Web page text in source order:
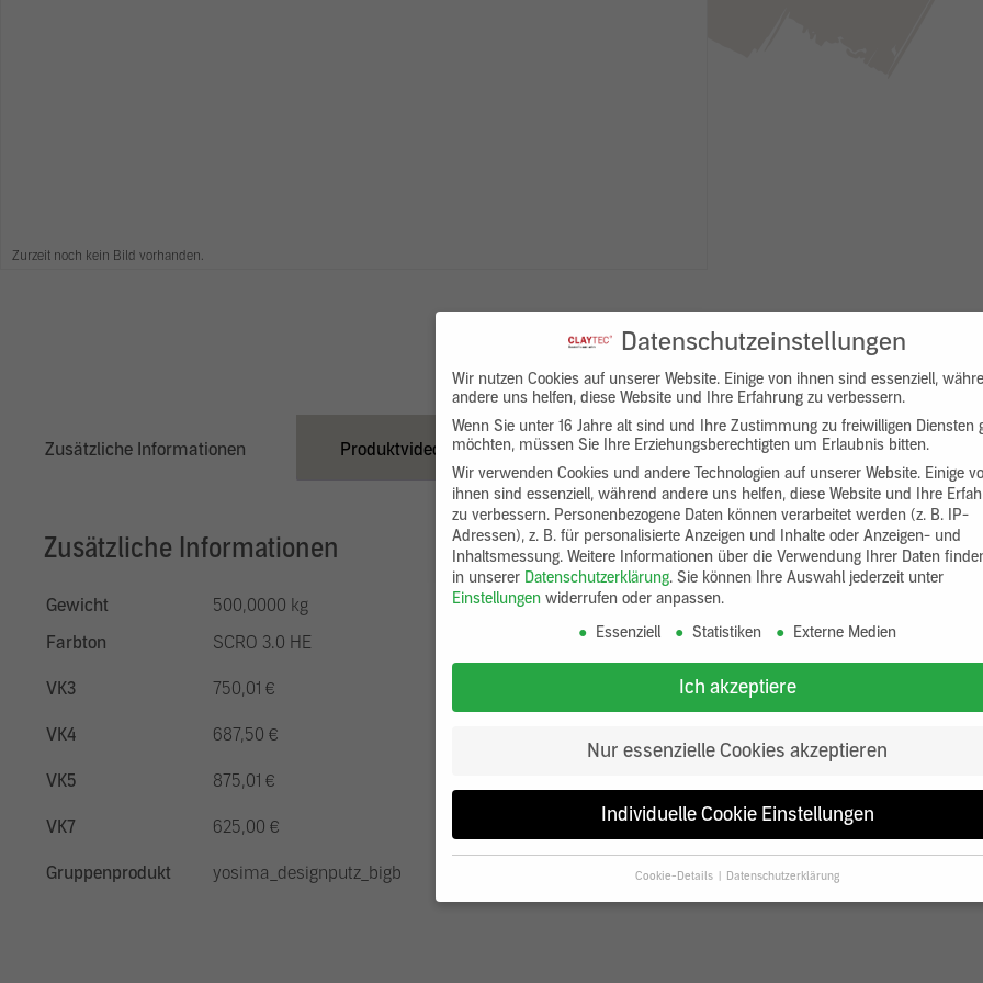
Zurzeit noch kein Bild vorhanden.
Zusätzliche Informationen Produktvideo Downloads Produktbeschreibung
Zusätzliche Informationen
Gewicht
500,0000 kg
Farbton
SCRO 3.0 HE
VK3 750,01 €
VK4 687,50 €
VK5 875,01 €
VK7 625,00 €
Gruppenprodukt yosima_designputz_bigb
Datenschutzeinstellungen
Wir nutzen Cookies auf unserer Website. Einige von ihnen sind essenziell,
andere uns helfen, diese Website und Ihre Erfahrung zu verbessern.
Wenn Sie unter 16 Jahre alt sind und Ihre Zustimmung zu freiwilligen Diensten
möchten, müssen Sie Ihre Erziehungsberechtigten um Erlaubnis bitten.
Wir verwenden Cookies und andere Technologien auf unserer Website. Einige
ihnen sind essenziell, während andere uns helfen, diese Website und Ihre
zu verbessern. Personenbezogene Daten können verarbeitet werden (z. B. IP-
Adressen), z. B. für personalisierte Anzeigen und Inhalte oder Anzeigen- und
Inhaltsmessung. Weitere Informationen über die Verwendung Ihrer Daten
in unserer Datenschutzerklärung. Sie können Ihre Auswahl jederzeit unter
Einstellungen widerrufen oder anpassen.
Essenziell
Statistiken Externe Medien
Ich akzeptiere
Nur essenzielle Cookies akzeptieren
Individuelle Cookie Einstellungen
Cookie-Details Datenschutzerklärung
Datenschutzeinstellungen